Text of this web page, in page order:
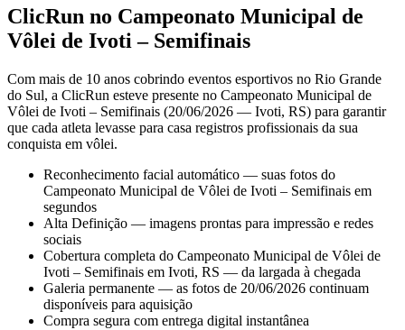
ClicRun no Campeonato Municipal de
Vôlei de Ivoti – Semifinais
Com mais de 10 anos cobrindo eventos esportivos no Rio Grande
do Sul, a ClicRun esteve presente no Campeonato Municipal de
Vôlei de Ivoti – Semifinais (20/06/2026 — Ivoti, RS) para garantir
que cada atleta levasse para casa registros profissionais da sua
conquista em vôlei.
Reconhecimento facial automático — suas fotos do
Campeonato Municipal de Vôlei de Ivoti – Semifinais em
segundos
Alta Definição — imagens prontas para impressão e redes
sociais
Cobertura completa do Campeonato Municipal de Vôlei de
Ivoti – Semifinais em Ivoti, RS — da largada à chegada
Galeria permanente — as fotos de 20/06/2026 continuam
disponíveis para aquisição
Compra segura com entrega digital instantânea